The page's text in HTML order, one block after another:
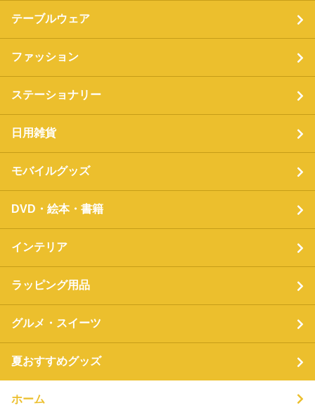
テーブルウェア
ファッション
ステーショナリー
日用雑貨
モバイルグッズ
DVD・絵本・書籍
インテリア
ラッピング用品
グルメ・スイーツ
夏おすすめグッズ
ホーム